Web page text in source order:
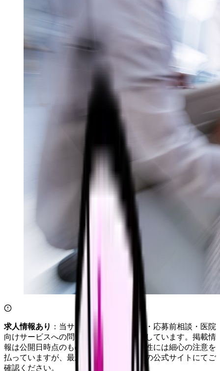
求人情報あり ：当サイトは自社求人通知・応募前相談・医院
向けサービスへの問い合わせ導線を設置しています。掲載情
報は公開日時点のものです。記事の正確性には細心の注意を
払っていますが、最新情報は各サービスの公式サイトにてご
確認ください。